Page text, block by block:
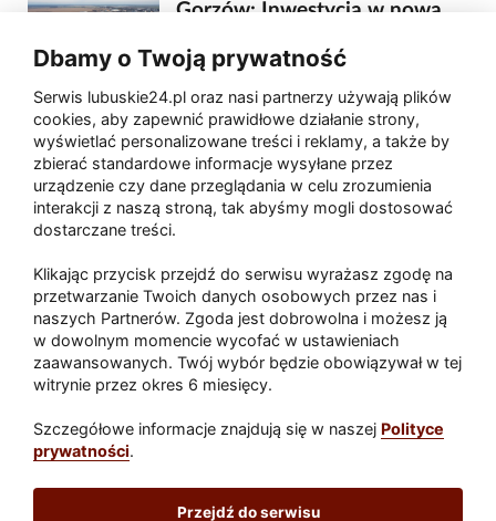
Gorzów: Inwestycja w nową
przez brak funduszy
Gorzowski system opłat za
śmieci: rachunki za puste
lokale i brak możliwości
odwołania
Paliwa
Raport Dodaj raport
Sport
Lubuskie24.pl
Dbamy o Twoją prywatność
Serwis lubuskie24.pl oraz nasi partnerzy używają plików
cookies, aby zapewnić prawidłowe działanie strony,
wyświetlać personalizowane treści i reklamy, a także by
zbierać standardowe informacje wysyłane przez
urządzenie czy dane przeglądania w celu zrozumienia
interakcji z naszą stroną, tak abyśmy mogli dostosować
dostarczane treści.
Klikając przycisk przejdź do serwisu wyrażasz zgodę na
przetwarzanie Twoich danych osobowych przez nas i
naszych Partnerów. Zgoda jest dobrowolna i możesz ją
w dowolnym momencie wycofać w ustawieniach
zaawansowanych. Twój wybór będzie obowiązywał w tej
witrynie przez okres 6 miesięcy.
Szczegółowe informacje znajdują się w naszej Polityce
prywatności.
Przejdź do serwisu